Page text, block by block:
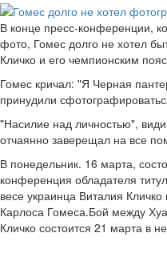
В конце пресс-конференции,
фото, Гомес долго не хотел
Кличко и его чемпионским
Гомес кричал: "Я Черная
принудили
"Насилие над личностью",
отчаянно заверещал на все
В понедельник. 16 марта,
конференция обладателя
весе украинца Виталия
Карлоса Гомеса.Бой между
Кличко состоится 21 марта в